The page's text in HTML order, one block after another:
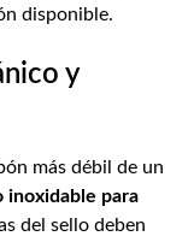
disponible.
y
más débil de un
inoxidable para
del sello deben